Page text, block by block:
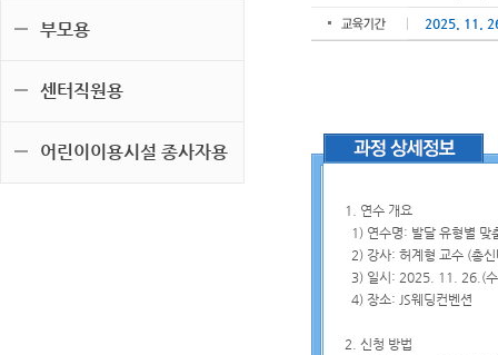
부모용
센터직원용
어린이이용시설 종사자용
2025. 11.
1. 연수 개요
1) 연수명: 발달 유형별 맞
2) 강사: 허계형 교수 (총
3) 일시: 2025. 11. 26.(
4) 장소: JS웨딩컨벤션
2. 신청 방법